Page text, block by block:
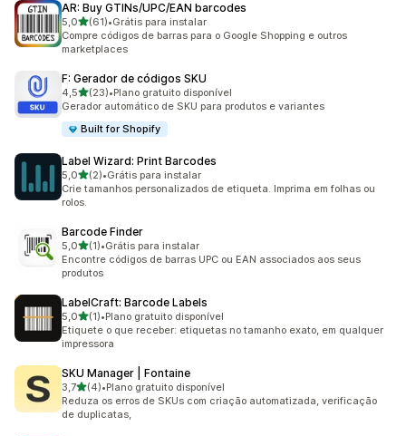
AR: Buy GTINs/UPC/EAN barcodes
5,0de 5 estrelas
(61)
61 avaliações ao todo
•Grátis para instalar
Compre códigos de barras para o Google Shopping e outros
marketplaces
F: Gerador de códigos SKU
4,5de 5 estrelas
(23)
23 avaliações ao todo
•Plano gratuito disponível
Gerador automático de SKU para produtos e variantes
Built for Shopify
Label Wizard: Print Barcodes
5,0de 5 estrelas
(2)
2 avaliações ao todo
•Grátis para instalar
Crie tamanhos personalizados de etiqueta. Imprima em folhas ou
rolos.
Barcode Finder
5,0de 5 estrelas
(1)
1 avaliações ao todo
•Grátis para instalar
Encontre códigos de barras UPC ou EAN associados aos seus
produtos
LabelCraft: Barcode Labels
5,0de 5 estrelas
(1)
1 avaliações ao todo
•Plano gratuito disponível
Etiquete o que receber: etiquetas no tamanho exato, em qualquer
impressora
SKU Manager | Fontaine
3,7de 5 estrelas
(4)
4 avaliações ao todo
•Plano gratuito disponível
Reduza os erros de SKUs com criação automatizada, verificação
de duplicatas,